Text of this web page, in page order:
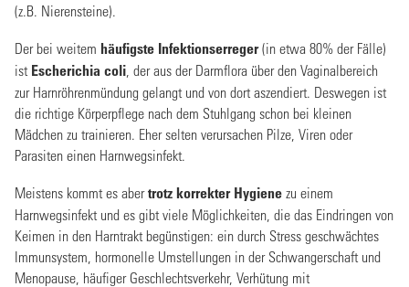
(z.B. Nierensteine).
Der bei weitem häufigste Infektionserreger(in etwa 80% der Fälle)
ist Escherichia coli , der aus der Darmflora über den Vaginalbereich
zur Harnröhrenmündung gelangt und von dort aszendiert. Deswegen ist
die richtige Körperpflege nach dem Stuhlgang schon bei kleinen
Mädchen zu trainieren. Eher selten verursachen Pilze, Viren oder
Parasiten einen Harnwegsinfekt.
Meistens kommt es abertrotz korrekter Hygiene zu einem
Harnwegsinfekt und es gibt viele Möglichkeiten, die das Eindringen von
Keimen in den Harntrakt begünstigen: ein durch Stress geschwächtes
Immunsystem, hormonelle Umstellungen in der Schwangerschaft und
Menopause, häufiger Geschlechtsverkehr, Verhütung mit